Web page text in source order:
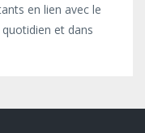
en lien avec le
et dans